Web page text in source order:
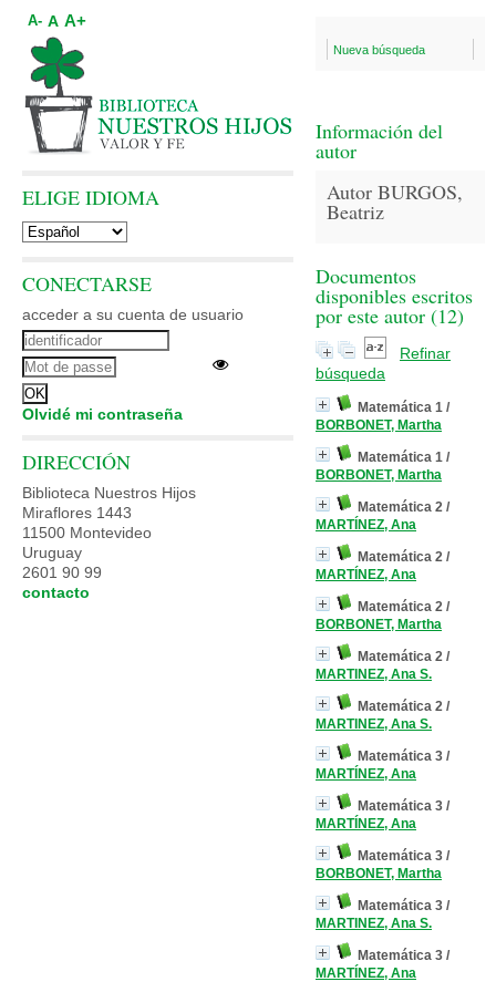
Nueva búsqueda
Información del
autor
Autor BURGOS,
Beatriz
Documentos
disponibles escritos
por este autor (12)
Refinar
búsqueda
Matemática 1 /
BORBONET, Martha
Matemática 1 /
BORBONET, Martha
Matemática 2 /
MARTÍNEZ, Ana
Matemática 2 /
MARTÍNEZ, Ana
Matemática 2 /
BORBONET, Martha
Matemática 2 /
MARTINEZ, Ana S.
Matemática 2 /
MARTINEZ, Ana S.
Matemática 3 /
MARTÍNEZ, Ana
Matemática 3 /
MARTÍNEZ, Ana
Matemática 3 /
BORBONET, Martha
Matemática 3 /
MARTINEZ, Ana S.
Matemática 3 /
MARTÍNEZ, Ana
A- A A+
ELIGE IDIOMA
CONECTARSE
acceder a su cuenta de usuario
Olvidé mi contraseña
DIRECCIÓN
Biblioteca Nuestros Hijos
Miraflores 1443
11500 Montevideo
Uruguay
2601 90 99
contacto